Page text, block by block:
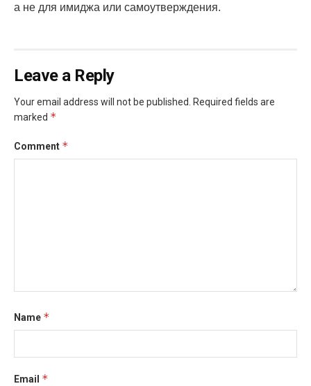
а не для имиджа или самоутверждения.
Leave a Reply
Your email address will not be published.
Required fields are
marked *
Comment *
Name *
Email *